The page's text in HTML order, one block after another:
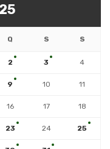
Q S S
2 3 4
9 10 11
16 17 18
23 24 25